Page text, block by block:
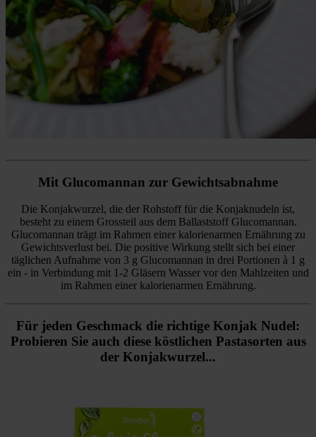
Mit Glucomannan zur Gewichtsabnahme
Die Konjakwurzel, die der Rohstoff für die Konjaknudeln ist,
besteht zu einem Grossteil aus dem Ballaststoff Glucomannan.
Glucomannan trägt im Rahmen einer kalorienarmen Ernährung zu
Gewichtsverlust bei. Die positive Wirkung stellt sich bei einer
täglichen Aufnahme von 3 g Glucomannan in drei Portionen à 1 g
ein - in Verbindung mit 1-2 Gläsern Wasser vor den Mahlzeiten und
im Rahmen einer kalorienarmen Ernährung.
Für jeden Geschmack die richtige Konjak Nudel:
Probieren Sie auch diese köstlichen Pastasorten aus
der Konjakwurzel...